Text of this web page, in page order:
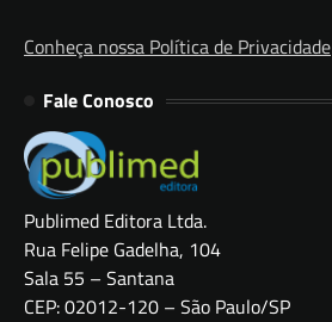
Conheça nossa Política de Privacidade
Fale Conosco
Publimed Editora Ltda.
Rua Felipe Gadelha, 104
Sala 55 – Santana
CEP: 02012-120 – São Paulo/SP